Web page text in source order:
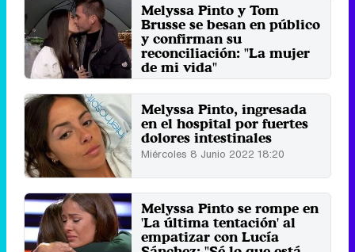
Melyssa Pinto y Tom
Brusse se besan en público
y confirman su
reconciliación: "La mujer
de mi vida"
Miércoles 6 Julio 2022 15:02
Melyssa Pinto, ingresada
en el hospital por fuertes
dolores intestinales
Miércoles 8 Junio 2022 18:20
Melyssa Pinto se rompe en
'La última tentación' al
empatizar con Lucía